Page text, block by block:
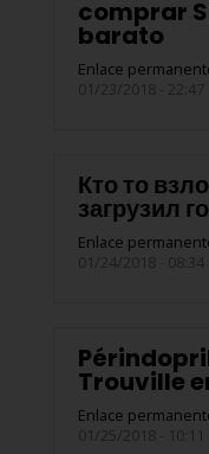
comprar
barato
Enlace
01/23/2018 - 22:47
Кто то
загрузил
Enlace
01/24/2018 - 08:34
Trouville
Enlace
01/25/2018 - 10:11